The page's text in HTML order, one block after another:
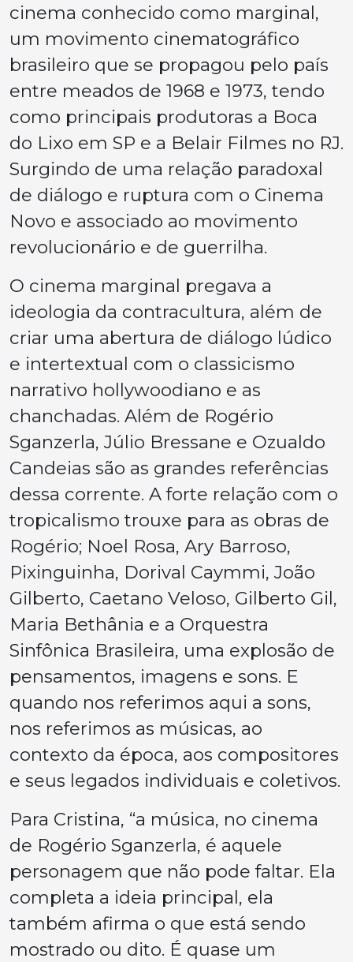
cinema conhecido como marginal,
um movimento cinematográfico
brasileiro que se propagou pelo país
entre meados de 1968 e 1973, tendo
como principais produtoras a Boca
do Lixo em SP e a Belair Filmes no RJ.
Surgindo de uma relação paradoxal
de diálogo e ruptura com o Cinema
Novo e associado ao movimento
revolucionário e de guerrilha.
O cinema marginal pregava a
ideologia da contracultura, além de
criar uma abertura de diálogo lúdico
e intertextual com o classicismo
narrativo hollywoodiano e as
chanchadas. Além de Rogério
Sganzerla, Júlio Bressane e Ozualdo
Candeias são as grandes referências
dessa corrente. A forte relação com o
tropicalismo trouxe para as obras de
Rogério; Noel Rosa, Ary Barroso,
Pixinguinha, Dorival Caymmi, João
Gilberto, Caetano Veloso, Gilberto Gil,
Maria Bethânia e a Orquestra
Sinfônica Brasileira, uma explosão de
pensamentos, imagens e sons. E
quando nos referimos aqui a sons,
nos referimos as músicas, ao
contexto da época, aos compositores
e seus legados individuais e coletivos.
Para Cristina, “a música, no cinema
de Rogério Sganzerla, é aquele
personagem que não pode faltar. Ela
completa a ideia principal, ela
também afirma o que está sendo
mostrado ou dito. É quase um